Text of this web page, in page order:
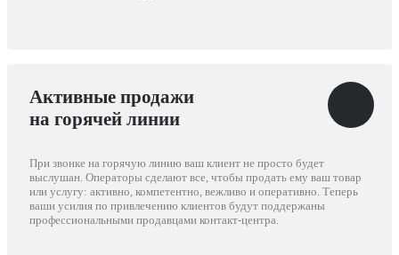
Активные продажи
на горячей линии
При звонке на горячую линию ваш клиент не просто будет
выслушан. Операторы сделают все, чтобы продать ему ваш товар
или услугу: активно, компетентно, вежливо и оперативно. Теперь
ваши усилия по привлечению клиентов будут поддержаны
профессиональными продавцами контакт-центра.